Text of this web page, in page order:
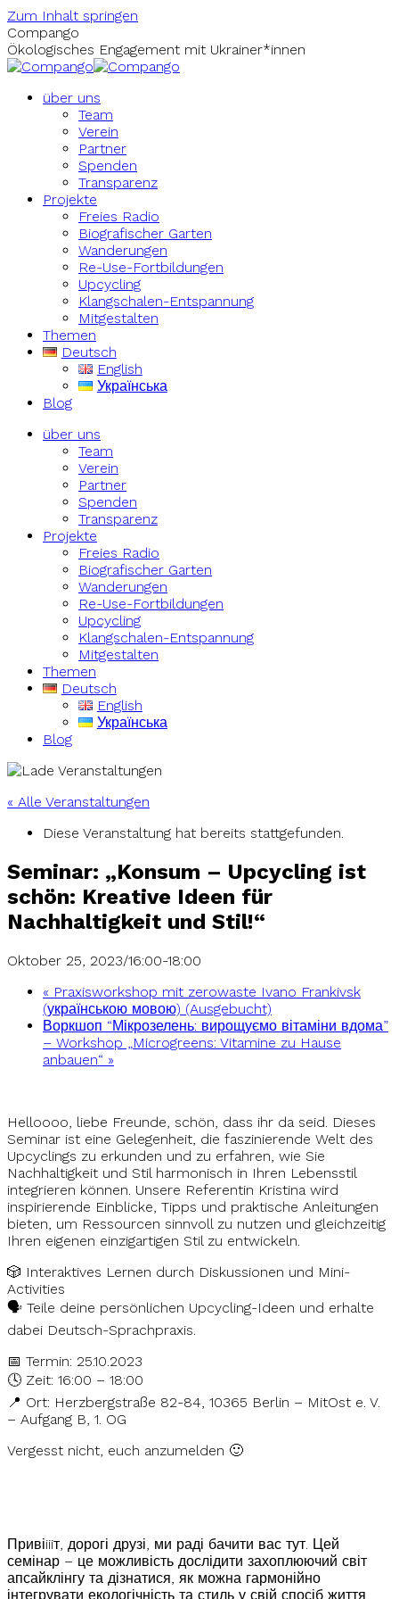
Zum Inhalt springen
Compango
Ökologisches Engagement mit Ukrainer*innen
über uns
Team
Verein
Partner
Spenden
Transparenz
Projekte
Freies Radio
Biografischer Garten
Wanderungen
Re-Use-Fortbildungen
Upcycling
Klangschalen-Entspannung
Mitgestalten
Themen
Deutsch
English
Українська
Blog
über uns
Team
Verein
Partner
Spenden
Transparenz
Projekte
Freies Radio
Biografischer Garten
Wanderungen
Re-Use-Fortbildungen
Upcycling
Klangschalen-Entspannung
Mitgestalten
Themen
Deutsch
English
Українська
Blog
« Alle Veranstaltungen
Diese Veranstaltung hat bereits stattgefunden.
Seminar: „Konsum – Upcycling ist
schön: Kreative Ideen für
Nachhaltigkeit und Stil!“
Oktober 25, 2023/16:00-18:00
« Praxisworkshop mit zerowaste Ivano Frankivsk
(українською мовою) (Ausgebucht)
Воркшоп “Мікрозелень: вирощуємо вітаміни вдома”
– Workshop „Microgreens: Vitamine zu Hause
anbauen“ »
Helloooo, liebe Freunde, schön, dass ihr da seid. Dieses
Seminar ist eine Gelegenheit, die faszinierende Welt des
Upcyclings zu erkunden und zu erfahren, wie Sie
Nachhaltigkeit und Stil harmonisch in Ihren Lebensstil
integrieren können. Unsere Referentin Kristina wird
inspirierende Einblicke, Tipps und praktische Anleitungen
bieten, um Ressourcen sinnvoll zu nutzen und gleichzeitig
Ihren eigenen einzigartigen Stil zu entwickeln.
🎲 Interaktives Lernen durch Diskussionen und Mini-
Activities
🗣 Teile deine persönlichen Upcycling-Ideen und erhalte
dabei Deutsch-Sprachpraxis.
📅 Termin: 25.10.2023
🕓 Zeit: 16:00 – 18:00
📍 Ort: Herzbergstraße 82-84, 10365 Berlin – MitOst e. V.
– Aufgang B, 1. OG
Vergesst nicht, euch anzumelden 🙂
Привіiiiт, дорогі друзі, ми раді бачити вас тут. Цей
семінар – це можливість дослідити захоплюючий світ
апсайклінгу та дізнатися, як можна гармонійно
інтегрувати екологічність та стиль у свій спосіб життя.